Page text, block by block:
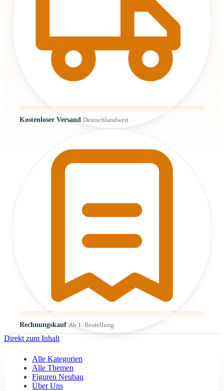
Kostenloser Versand Deutschlandweit
Rechnungskauf Ab 1. Bestellung
Direkt zum Inhalt
Alle Kategorien
Alle Themen
Figuren Neubau
Über Uns